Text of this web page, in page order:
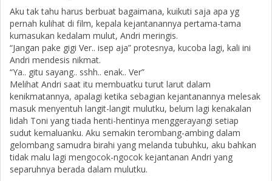
Aku tak tahu harus berbuat bagaimana, kuikuti saja apa yg
pernah kulihat di film, kepala kejantanannya pertama-tama
kumasukan kedalam mulut, Andri meringis.
“Jangan pake gigi Ver.. isep aja” protesnya, kucoba lagi, kali ini
Andri mendesis nikmat.
“Ya.. gitu sayang.. sshh.. enak.. Ver”
Melihat Andri saat itu membuatku turut larut dalam
kenikmatannya, apalagi ketika sebagian kejantanannya melesak
masuk menyentuh langit-langit mulutku, belum lagi kenakalan
lidah Toni yang tiada henti-hentinya menggerayangi setiap
sudut kemaluanku. Aku semakin terombang-ambing dalam
gelombang samudra birahi yang melanda tubuhku, aku bahkan
tidak malu lagi mengocok-ngocok kejantanan Andri yang
separuhnya berada dalam mulutku.